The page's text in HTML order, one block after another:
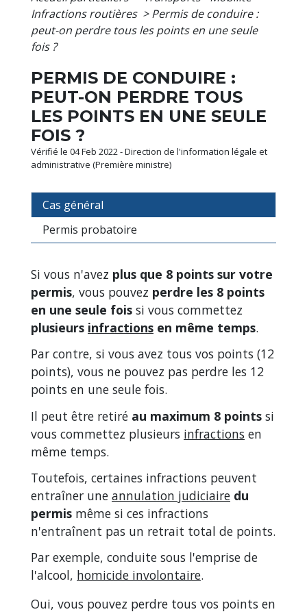
Infractions routières > Permis de conduire :
peut-on perdre tous les points en une seule
fois ?
PERMIS DE CONDUIRE :
PEUT-ON PERDRE TOUS
LES POINTS EN UNE SEULE
FOIS ?
Vérifié le 04 Feb 2022 - Direction de l'information légale et
administrative (Première ministre)
Cas général
Permis probatoire
Si vous n'avez plus que 8 points sur votre
permis, vous pouvez perdre les 8 points
en une seule fois si vous commettez
plusieurs infractions en même temps.
Par contre, si vous avez tous vos points (12
points), vous ne pouvez pas perdre les 12
points en une seule fois.
Il peut être retiré au maximum 8 points si
vous commettez plusieurs infractions en
même temps.
Toutefois, certaines infractions peuvent
entraîner une annulation judiciaire du
permis même si ces infractions
n'entraînent pas un retrait total de points.
Par exemple, conduite sous l'emprise de
l'alcool, homicide involontaire.
Oui, vous pouvez perdre tous vos points en